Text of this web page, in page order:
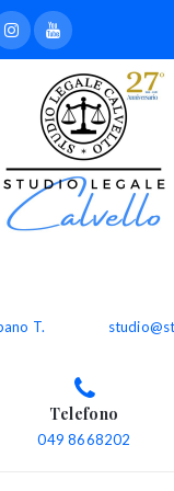
T.
Telefono
049 8668202